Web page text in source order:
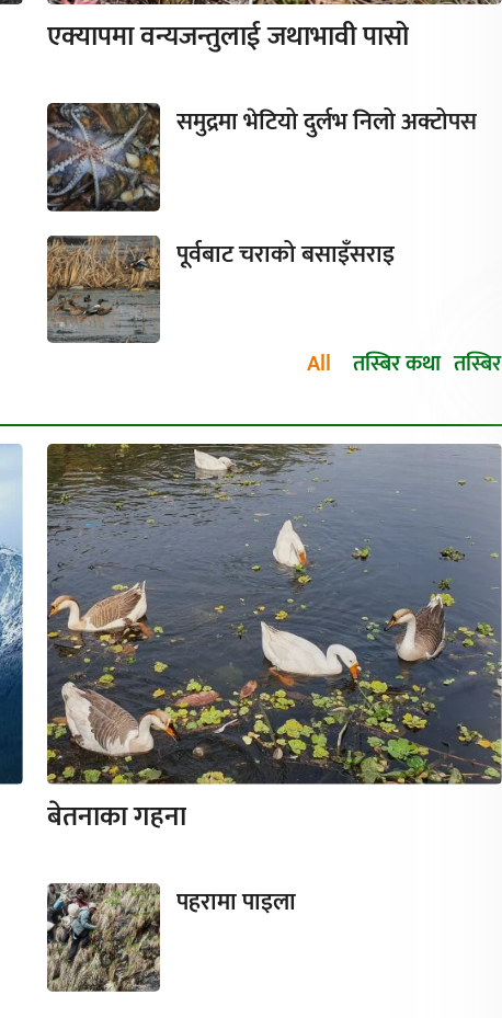
एक्यापमा वन्यजन्तुलाई जथाभावी पासो
समुद्रमा भेटियो दुर्लभ निलो अक्टोपस
पूर्वबाट चराको बसाइँसराइ
All तस्बिर कथा तस्बिर
बेतनाका गहना
पहरामा पाइला